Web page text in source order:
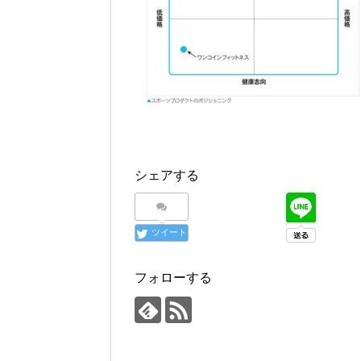
シェアする
ツイート
フォローする